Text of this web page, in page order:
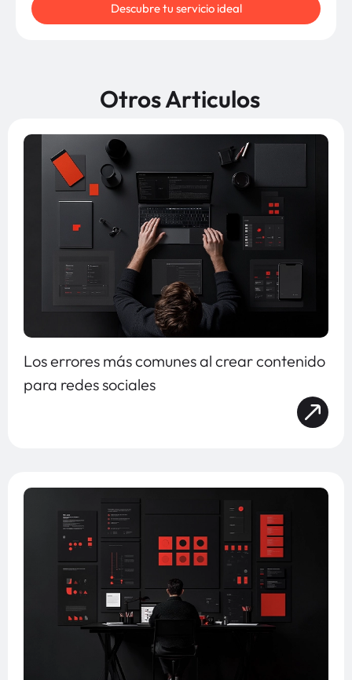
Descubre tu servicio ideal
Otros Articulos
Los errores más comunes al crear contenido
para redes sociales